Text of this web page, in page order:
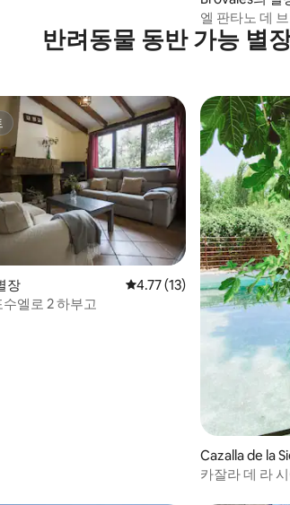
엘 판타노 데
반려동물 동반 가능 별
55개
장 평점 4.77점(5점 만점), 후기
4.77 (13)
엘로 2 하부고
Cazalla de la
카잘라 데 라